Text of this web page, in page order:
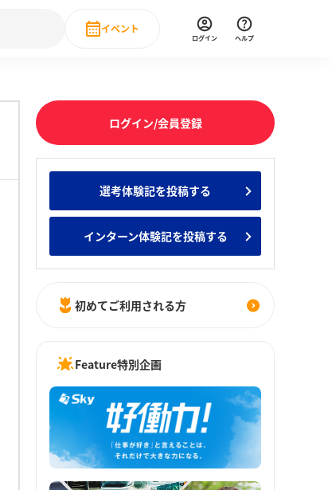
就職人気企業ランキング みんなのインターン人気企業ランキ
現場社員インタビュー
イベント
直近のイベント一覧
ログイン ヘルプ
ログイン/会員登録
選考体験記を投稿する
インターン体験記を投稿する
初めてご利用される方
Feature特別企画